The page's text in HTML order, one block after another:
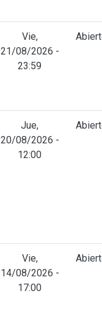
Vie,
21/08/2026 -
23:59
Jue,
20/08/2026 -
12:00
Vie,
14/08/2026 -
17:00